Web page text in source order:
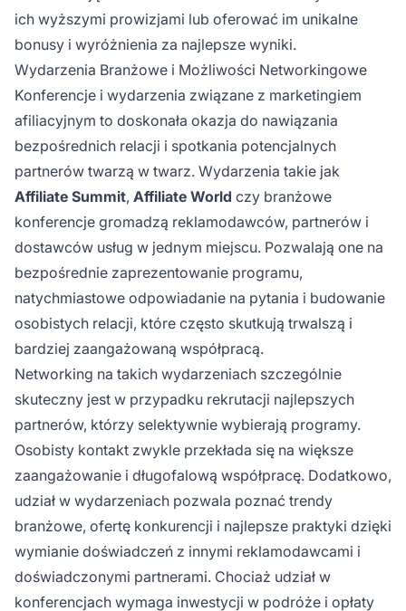
ich wyższymi prowizjami lub oferować im unikalne
bonusy i wyróżnienia za najlepsze wyniki.
Wydarzenia Branżowe i Możliwości Networkingowe
Konferencje i wydarzenia związane z marketingiem
afiliacyjnym to doskonała okazja do nawiązania
bezpośrednich relacji i spotkania potencjalnych
partnerów twarzą w twarz. Wydarzenia takie jak
Affiliate Summit, Affiliate World czy branżowe
konferencje gromadzą reklamodawców, partnerów i
dostawców usług w jednym miejscu. Pozwalają one na
bezpośrednie zaprezentowanie programu,
natychmiastowe odpowiadanie na pytania i budowanie
osobistych relacji, które często skutkują trwalszą i
bardziej zaangażowaną współpracą.
Networking na takich wydarzeniach szczególnie
skuteczny jest w przypadku rekrutacji najlepszych
partnerów, którzy selektywnie wybierają programy.
Osobisty kontakt zwykle przekłada się na większe
zaangażowanie i długofalową współpracę. Dodatkowo,
udział w wydarzeniach pozwala poznać trendy
branżowe, ofertę konkurencji i najlepsze praktyki dzięki
wymianie doświadczeń z innymi reklamodawcami i
doświadczonymi partnerami. Chociaż udział w
konferencjach wymaga inwestycji w podróże i opłaty